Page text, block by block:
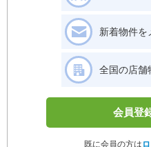
新着物件を
全国の店舗
会員登
既に会員の方は